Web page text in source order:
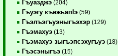
Гъуазджэ (204)
Гъуэгу къежьапIэ (59)
Гъэлъэгъуэныгъэхэр (129)
Гъэмахуэ (13)
Гъэмахуэ зыгъэпсэхугъуэ (18)
Гъэсэныгъэ (15)